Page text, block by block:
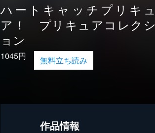
ハートキャッチプリキュ
ア！ プリキュアコレクシ
ョン
1045円 無料立ち読み
作品情報